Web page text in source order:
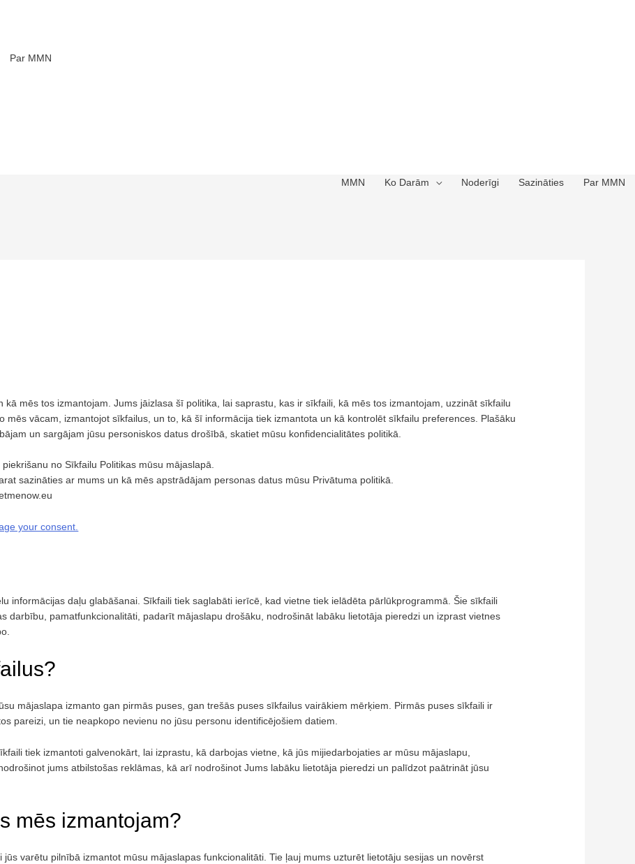
Par MMN
MMN Ko Darām Noderīgi Sazināties
Par MMN
kā mēs tos izmantojam. Jums jāizlasa šī politika, lai saprastu, kas ir sīkfaili, kā mēs tos izmantojam, uzzināt sīkfailu
mēs vācam, izmantojot sīkfailus, un to, kā šī informācija tiek izmantota un kā kontrolēt sīkfailu preferences. Plašāku
un sargājam jūsu personiskos datus drošībā, skatiet mūsu konfidencialitātes politikā.
no Sīkfailu Politikas mūsu mājaslapā.
sazināties ar mums un kā mēs apstrādājam personas datus mūsu Privātuma politikā.
your consent.
informācijas daļu glabāšanai. Sīkfaili tiek saglabāti ierīcē, kad vietne tiek ielādēta pārlūkprogrammā. Šie sīkfaili
darbību, pamatfunkcionalitāti, padarīt mājaslapu drošāku, nodrošināt labāku lietotāja pieredzi un izprast vietnes
mājaslapa izmanto gan pirmās puses, gan trešās puses sīkfailus vairākiem mērķiem. Pirmās puses sīkfaili ir
pareizi, un tie neapkopo nevienu no jūsu personu identificējošiem datiem.
tiek izmantoti galvenokārt, lai izprastu, kā darbojas vietne, kā jūs mijiedarbojaties ar mūsu mājaslapu,
jums atbilstošas reklāmas, kā arī nodrošinot Jums labāku lietotāja pieredzi un palīdzot paātrināt jūsu
mēs izmantojam?
varētu pilnībā izmantot mūsu mājaslapas funkcionalitāti. Tie ļauj mums uzturēt lietotāju sesijas un novērst